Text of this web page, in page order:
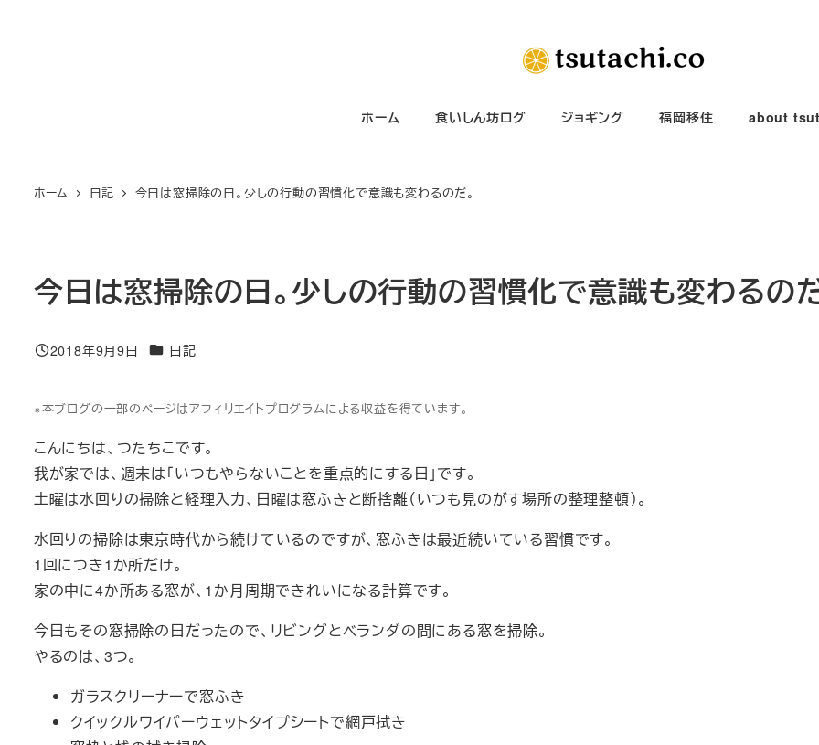
ホーム 食いしん坊ログ ジョギング 福岡移住 about
ホーム 日記 今日は窓掃除の日。少しの行動の習慣化で意識も変わるのだ。
今日は窓掃除の日。少しの行動の習慣化で意識も変わるのだ
投稿日
2018年9月9日 カテゴリー
日記
※本ブログの一部のページはアフィリエイトプログラムによる収益を得ています。
こんにちは、つたちこです。
我が家では、週末は「いつもやらないことを重点的にする日」です。
土曜は水回りの掃除と経理入力、日曜は窓ふきと断捨離（いつも見のがす場所の整理整頓）。
水回りの掃除は東京時代から続けているのですが、窓ふきは最近続いている習慣です。
1回につき1か所だけ。
家の中に4か所ある窓が、1か月周期できれいになる計算です。
今日もその窓掃除の日だったので、リビングとベランダの間にある窓を掃除。
やるのは、3つ。
ガラスクリーナーで窓ふき
クイックルワイパーウェットタイプシートで網戸拭き